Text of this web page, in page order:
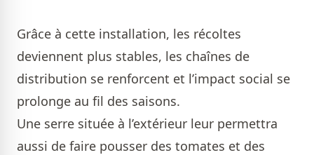
Grâce à cette installation, les récoltes
deviennent plus stables, les chaînes de
distribution se renforcent et l’impact social se
prolonge au fil des saisons.
Une serre située à l’extérieur leur permettra
aussi de faire pousser des tomates et des